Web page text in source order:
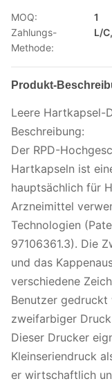
MOQ:
1
Zahlungs-
Methode:
L/
Produkt-
Leere Hartkapsel-
Beschreibung:
Der RPD-
Hartkapseln ist
hauptsächlich für
Arzneimittel
Technologien
97106361.3). Die
und das
verschiedene
Benutzer
zweifarbiger
Dieser Drucker
Kleinseriendruck
er wirtschaftlich